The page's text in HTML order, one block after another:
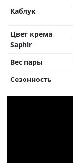
Каблук
Цвет крема
Saphir
Вес пары
Сезонность